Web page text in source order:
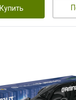
Купить